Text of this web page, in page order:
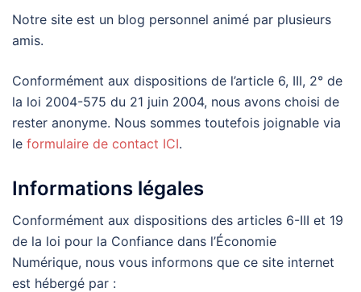
Notre site est un blog personnel animé par plusieurs
amis.
Conformément aux dispositions de l’article 6, III, 2° de
la loi 2004-575 du 21 juin 2004, nous avons choisi de
rester anonyme. Nous sommes toutefois joignable via
le formulaire de contact ICI.
Informations légales
Conformément aux dispositions des articles 6-III et 19
de la loi pour la Confiance dans l’Économie
Numérique, nous vous informons que ce site internet
est hébergé par :